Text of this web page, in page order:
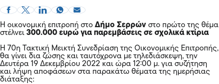
Η οικονομική επιτροπή στο Δήμο Σερρών στο πρώτο της θέμα
στέλνει 300.000 ευρώ για παρεμβάσεις σε σχολικά κτίρια
Η 70η Τακτική Μεικτή Συνεδρίαση της Οικονομικής Επιτροπής,
θα γίνει δια ζώσης και ταυτόχρονα με τηλεδιάσκεψη, την
Δευτέρα 19 Δεκεμβρίου 2022 και ώρα 12:00 μ. για συζήτηση
και λήψη αποφάσεων στα παρακάτω θέματα της ημερήσιας
διάταξης: